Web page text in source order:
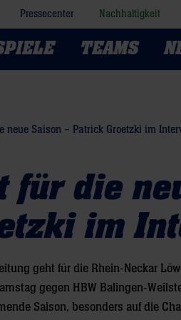
Pressecenter Nachhaltigkeit
TEAMS
neue Saison – Patrick Groetzki im
für die
im
geht für die Rhein-Neckar
gegen HBW Balingen-
Saison, besonders auf die